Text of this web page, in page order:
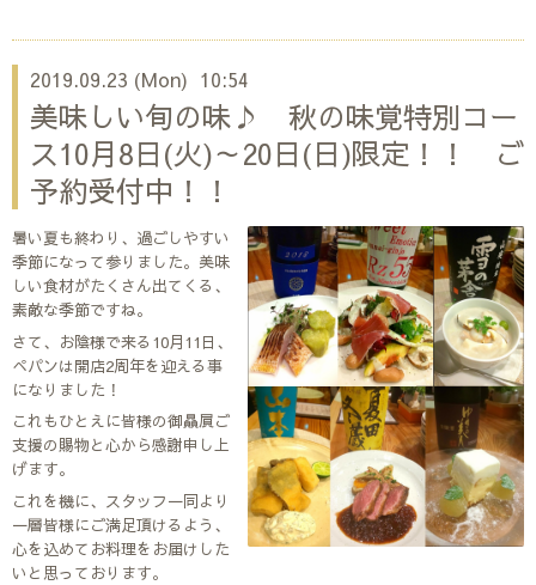
2019.09.23 (Mon) 10:54
美味しい旬の味♪ 秋の味覚特別コー
ス10月8日(火)～20日(日)限定！！ ご
予約受付中！！
暑い夏も終わり、過ごしやすい
季節になって参りました。美味
しい食材がたくさん出てくる、
素敵な季節ですね。
さて、お陰様で来る10月11日、
ぺパンは開店2周年を迎える事
になりました！
これもひとえに皆様の御贔屓ご
支援の賜物と心から感謝申し上
げます。
これを機に、スタッフ一同より
一層皆様にご満足頂けるよう、
心を込めてお料理をお届けした
いと思っております。